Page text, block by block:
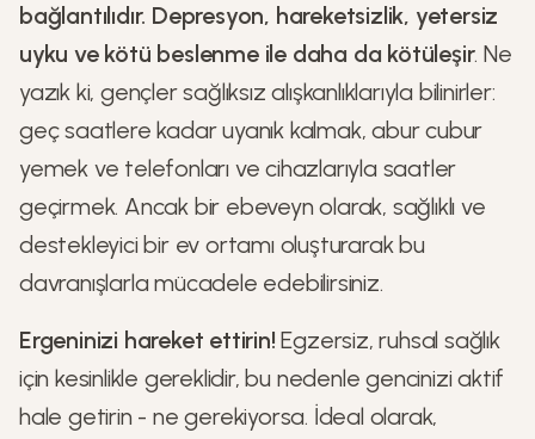
bağlantılıdır. Depresyon, hareketsizlik, yetersiz
uyku ve kötü beslenme ile daha da kötüleşir. Ne
yazık ki, gençler sağlıksız alışkanlıklarıyla bilinirler:
geç saatlere kadar uyanık kalmak, abur cubur
yemek ve telefonları ve cihazlarıyla saatler
geçirmek. Ancak bir ebeveyn olarak, sağlıklı ve
destekleyici bir ev ortamı oluşturarak bu
davranışlarla mücadele edebilirsiniz.
Ergeninizi hareket ettirin!Egzersiz, ruhsal sağlık
için kesinlikle gereklidir, bu nedenle gencinizi aktif
hale getirin - ne gerekiyorsa. İdeal olarak,